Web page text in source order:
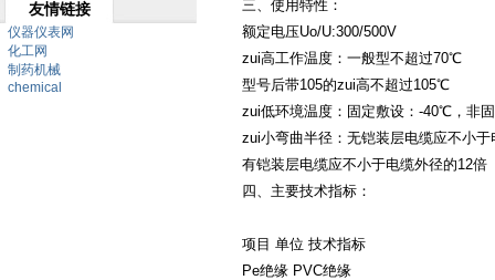
友情链接
仪器仪表网
化工网
制药机械
chemical
三、使用特性：
额定电压Uo/U:300/500V
zui高工作温度：一般型不超过70℃
型号后带105的zui高不超过105℃
zui低环境温度：固定敷设：-40℃，非
zui小弯曲半径：无铠装层电缆应不小于
有铠装层电缆应不小于电缆外径的12倍
四、主要技术指标：
项目 单位 技术指标
Pe绝缘 PVC绝缘